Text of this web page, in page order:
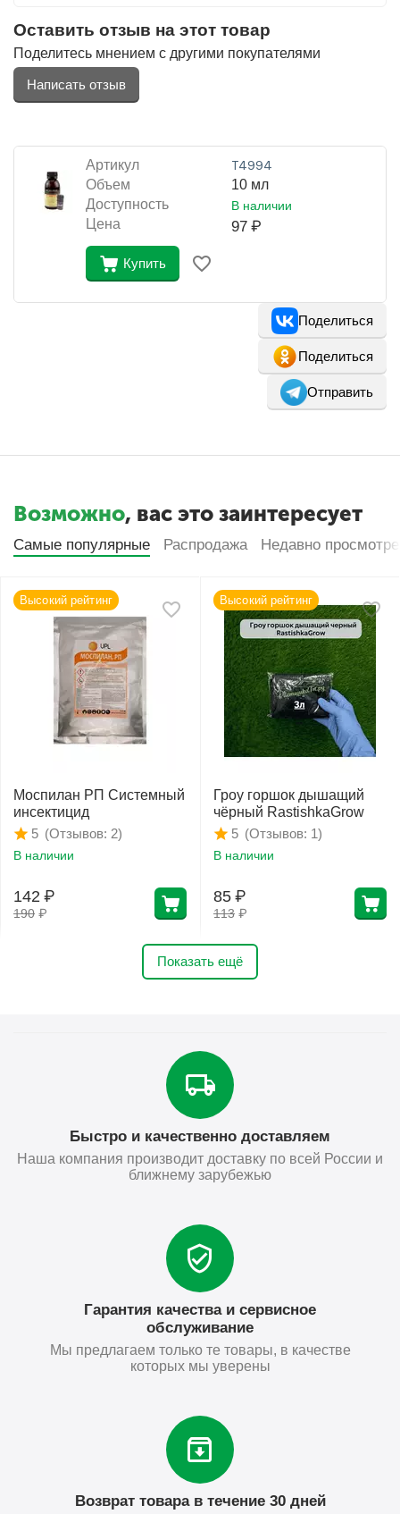
Оставить отзыв на этот товар
Поделитесь мнением с другими покупателями
Написать отзыв
Артикул Т4994
Объем
10 мл
Доступность
В наличии
Цена 97 ₽
Купить
Поделиться
Поделиться
Отправить
Возможно, вас это заинтересует
Самые популярные Распродажа Недавно
Высокий рейтинг
Моспилан РП Системный
инсектицид
(Отзывов: 2)
5
В наличии
190 ₽
142 ₽
Высокий рейтинг
Гроу горшок дышащий
чёрный RastishkaGrow
(Отзывов: 1)
5
В наличии
113 ₽
85 ₽
Показать ещё
Быстро и качественно доставляем
Наша компания производит доставку по всей России и
ближнему зарубежью
Гарантия качества и сервисное
обслуживание
Мы предлагаем только те товары, в качестве
которых мы уверены
Возврат товара в течение 30 дней